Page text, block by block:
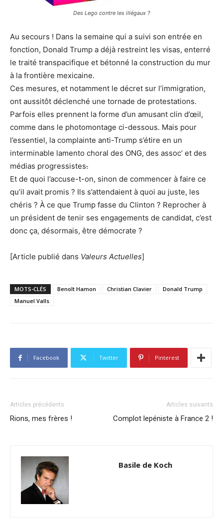
Des Lego contre les illégaux ?
Au secours ! Dans la semaine qui a suivi son entrée en
fonction, Donald Trump a déjà restreint les visas, enterré
le traité transpacifique et bétonné la construction du mur
à la frontière mexicaine.
Ces mesures, et notamment le décret sur l’immigration,
ont aussitôt déclenché une tornade de protestations.
Parfois elles prennent la forme d’un amusant clin d’œil,
comme dans le photomontage ci-dessous. Mais pour
l’essentiel, la complainte anti-Trump s’étire en un
interminable lamento choral des ONG, des assoc’ et des
médias progressistes.
Et de quoi l’accuse-t-on, sinon de commencer à faire ce
qu’il avait promis ? Ils s’attendaient à quoi au juste, les
chéris ? À ce que Trump fasse du Clinton ? Reprocher à
un président de tenir ses engagements de candidat, c’est
donc ça, désormais, être démocrate ?
[Article publié dans Valeurs Actuelles]
MOTS-CLÉS Benoît Hamon Christian Clavier
Donald Trump
Manuel Valls
Facebook Twitter Pinterest
Articles précédents
Rions, mes frères !
Articles suivants
Complot lepéniste à France 2 !
Basile de Koch